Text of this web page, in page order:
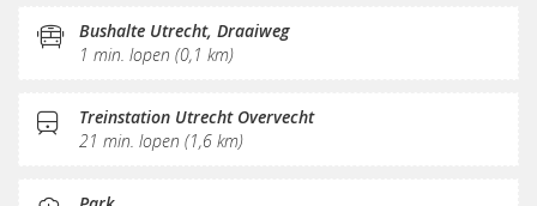
Internetmogelijkheden
Glasvezel
KVK-inschrijving
Sociaal hart
Koffie/thee
Gemeubileerd
Schoonmaak
Receptie
Bushalte Utrecht, Draaiweg
1 min. lopen (0,1 km)
Treinstation Utrecht Overvecht
21 min. lopen (1,6 km)